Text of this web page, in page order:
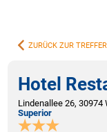
ZURÜCK ZUR
Hotel
Lindenallee 26,
Superior